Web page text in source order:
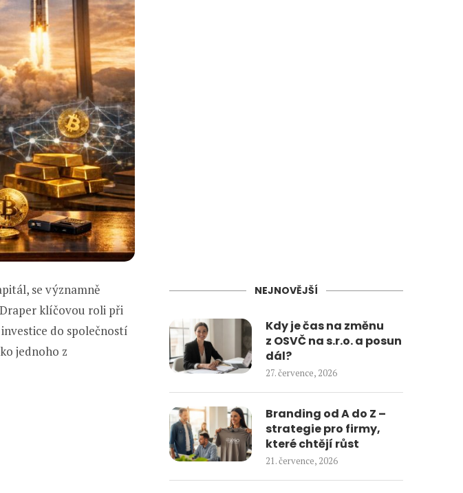
se významně
klíčovou roli při
do společností
jednoho z
NEJNOVĚJŠÍ
Kdy je čas na změnu
z OSVČ na s.r.o. a posun
dál?
27. července, 2026
Branding od A do Z –
strategie pro firmy,
které chtějí růst
21. července, 2026